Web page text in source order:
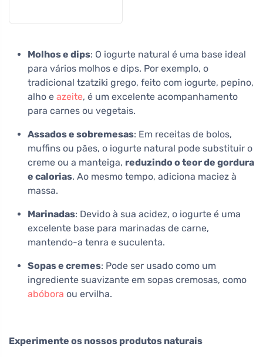
Molhos e dips: O iogurte natural é uma base ideal
para vários molhos e dips. Por exemplo, o
tradicional tzatziki grego, feito com iogurte, pepino,
alho e azeite, é um excelente acompanhamento
para carnes ou vegetais.
Assados e sobremesas: Em receitas de bolos,
muffins ou pães, o iogurte natural pode substituir o
creme ou a manteiga, reduzindo o teor de gordura
e calorias. Ao mesmo tempo, adiciona maciez à
massa.
Marinadas: Devido à sua acidez, o iogurte é uma
excelente base para marinadas de carne,
mantendo-a tenra e suculenta.
Sopas e cremes: Pode ser usado como um
ingrediente suavizante em sopas cremosas, como
abóbora ou ervilha.
Experimente os nossos produtos naturais